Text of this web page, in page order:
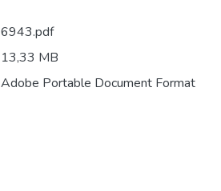
6943.pdf
13,33 MB
Adobe Portable Document Format